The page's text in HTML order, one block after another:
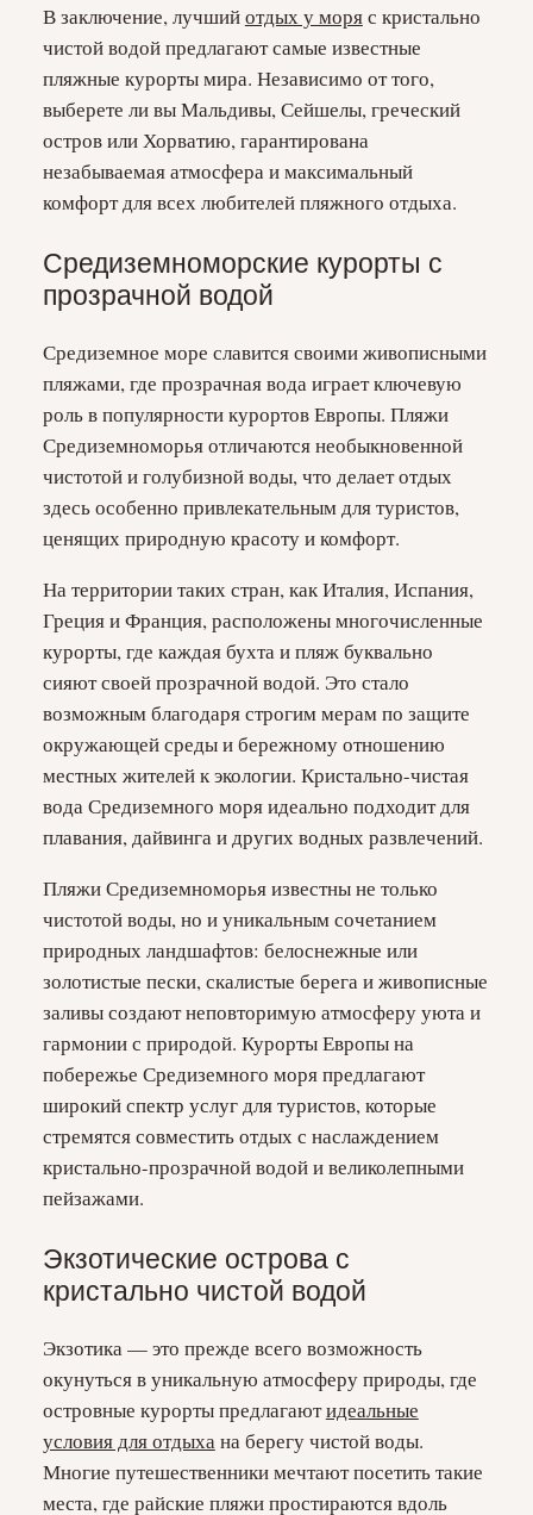
В заключение, лучшийотдых у моряс кристально
чистой водой предлагают самые известные
пляжные курорты мира. Независимо от того,
выберете ли вы Мальдивы, Сейшелы, греческий
остров или Хорватию, гарантирована
незабываемая атмосфера и максимальный
комфорт для всех любителей пляжного отдыха.
Средиземноморские курорты с
прозрачной водой
Средиземное море славится своими живописными
пляжами, где прозрачная вода играет ключевую
роль в популярности курортов Европы. Пляжи
Средиземноморья отличаются необыкновенной
чистотой и голубизной воды, что делает отдых
здесь особенно привлекательным для туристов,
ценящих природную красоту и комфорт.
На территории таких стран, как Италия, Испания,
Греция и Франция, расположены многочисленные
курорты, где каждая бухта и пляж буквально
сияют своей прозрачной водой. Это стало
возможным благодаря строгим мерам по защите
окружающей среды и бережному отношению
местных жителей к экологии. Кристально-чистая
вода Средиземного моря идеально подходит для
плавания, дайвинга и других водных развлечений.
Пляжи Средиземноморья известны не только
чистотой воды, но и уникальным сочетанием
природных ландшафтов: белоснежные или
золотистые пески, скалистые берега и живописные
заливы создают неповторимую атмосферу уюта и
гармонии с природой. Курорты Европы на
побережье Средиземного моря предлагают
широкий спектр услуг для туристов, которые
стремятся совместить отдых с наслаждением
кристально-прозрачной водой и великолепными
пейзажами.
Экзотические острова с
кристально чистой водой
Экзотика — это прежде всего возможность
окунуться в уникальную атмосферу природы, где
островные курорты предлагаютидеальные
условия для отдыхана берегу чистой воды.
Многие путешественники мечтают посетить такие
места, где райские пляжи простираются вдоль